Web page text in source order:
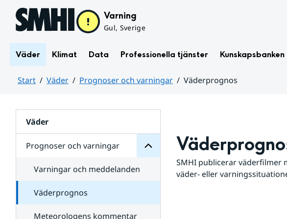
Hoppa till sidans innehåll Varning
Gul, Sverige
Väder Klimat Data Professionella tjänster Kunskapsbanken
Start Väder Prognoser och varningar
Väderprognos
Väder
Prognoser och varningar
för
varningar
Varningar och meddelanden
Väderprognos
Meteorologens kommentar
SMHI publicerar väderfilmer
väder- eller